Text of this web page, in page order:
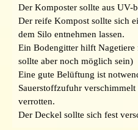
Der Komposter sollte aus UV-
Der reife Kompost sollte sich
dem Silo entnehmen lassen.
Ein Bodengitter hilft
sollte aber noch möglich sein)
Eine gute Belüftung ist
Sauerstoffzufuhr
verrotten.
Der Deckel sollte sich fest